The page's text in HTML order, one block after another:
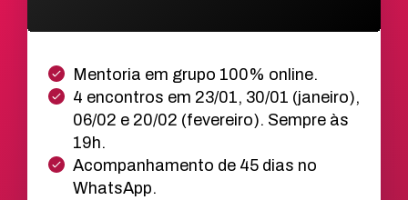
Mentoria em grupo 100% online.
4 encontros em 23/01, 30/01 (janeiro),
06/02 e 20/02 (fevereiro). Sempre às
19h.
Acompanhamento de 45 dias no
WhatsApp.